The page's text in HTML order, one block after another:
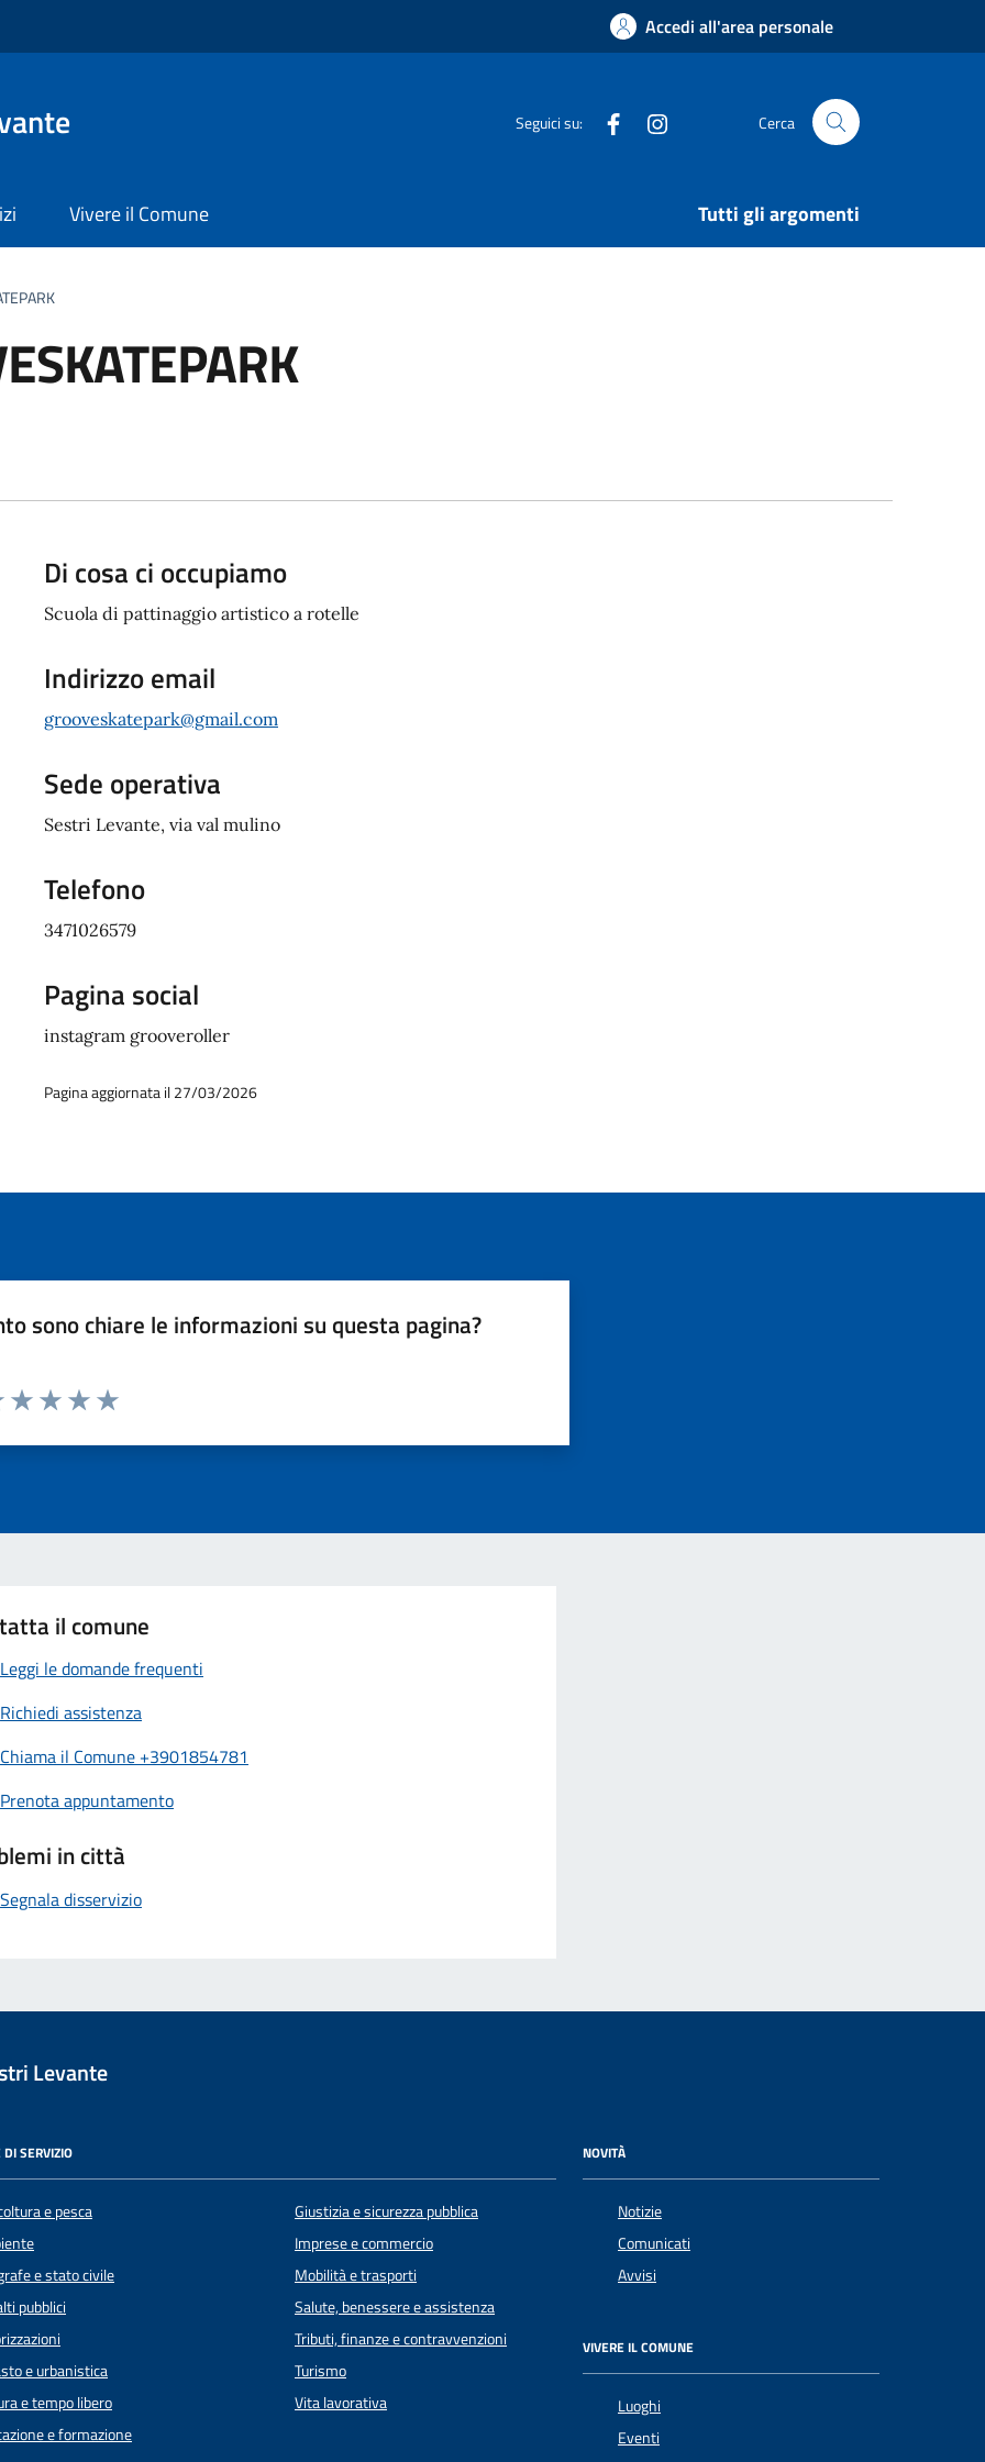
Accedi all'area personale
Seguici su: Facebook Cerca
Vivere il Comune Tutti gli argomenti
Di cosa ci occupiamo
Scuola di pattinaggio artistico a rotelle
Indirizzo email
grooveskatepark@gmail.com
Sede operativa
Sestri Levante, via val mulino
Telefono
3471026579
Pagina social
instagram grooveroller
Pagina aggiornata il 27/03/2026
sono chiare le informazioni su questa pagina?
il comune
Leggi le domande frequenti
Richiedi assistenza
Chiama il Comune +3901854781
Prenota appuntamento
in città
Segnala disservizio
Levante
DI SERVIZIO
e pesca
e stato civile
pubblici
e urbanistica
e tempo libero
e formazione
Giustizia e sicurezza pubblica
Imprese e commercio
Mobilità e trasporti
Salute, benessere e assistenza
Tributi, finanze e contravvenzioni
Turismo
Vita lavorativa
NOVITÀ
Notizie
Comunicati
Avvisi
VIVERE IL COMUNE
Luoghi
Eventi